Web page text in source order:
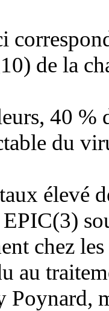
de la
40 %
du
élevé
chez
au
Poynard,